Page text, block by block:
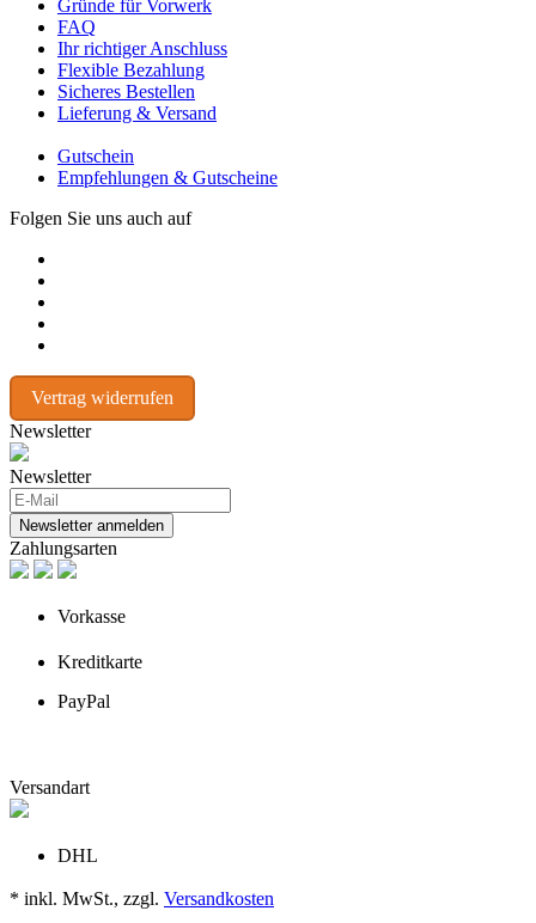
Gründe für Vorwerk
FAQ
Ihr richtiger Anschluss
Flexible Bezahlung
Sicheres Bestellen
Lieferung & Versand
Gutschein
Empfehlungen & Gutscheine
Folgen Sie uns auch auf
Vertrag widerrufen
Newsletter
Newsletter
Newsletter anmelden
Zahlungsarten
Vorkasse
Kreditkarte
PayPal
Versandart
DHL
* inkl. MwSt., zzgl. Versandkosten